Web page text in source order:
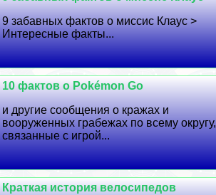
9 забавных фактов о миссис Клаус >
Интересные факты...
10 фактов о Pokémon Go
и другие сообщения о кражах и
вооруженных грабежах по всему округу,
связанные с игрой...
Краткая история велосипедов